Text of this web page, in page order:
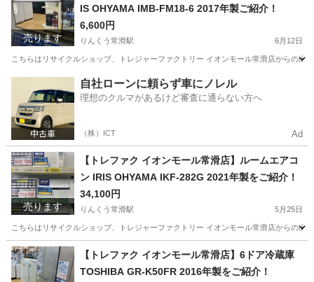
売ります
IS OHYAMA IMB-FM18-6 2017年製ご紹介！
6,600円
りんくう常滑駅 6月12日
こちらはリサイクルショップ、トレジャーファクトリー イオンモール常滑店からの
りんくう常滑駅 キッチン家電 IRIS
自社ローンに頼らず車にノレル
理想のクルマがあるけど審査に通らない方へ
（株）ICT Ad
売ります
【トレファク イオンモール常滑店】ルームエアコ
ン IRIS OHYAMA IKF-282G 2021年製をご紹介！
34,100円
りんくう常滑駅 5月25日
こちらはリサイクルショップ、トレジャーファクトリー イオンモール常滑店からの
愛知 常滑市 りんくう常滑駅 季節、空調家電 IRIS
【トレファク イオンモール常滑店】6ドア冷蔵庫
TOSHIBA GR-K50FR 2016年製をご紹介！